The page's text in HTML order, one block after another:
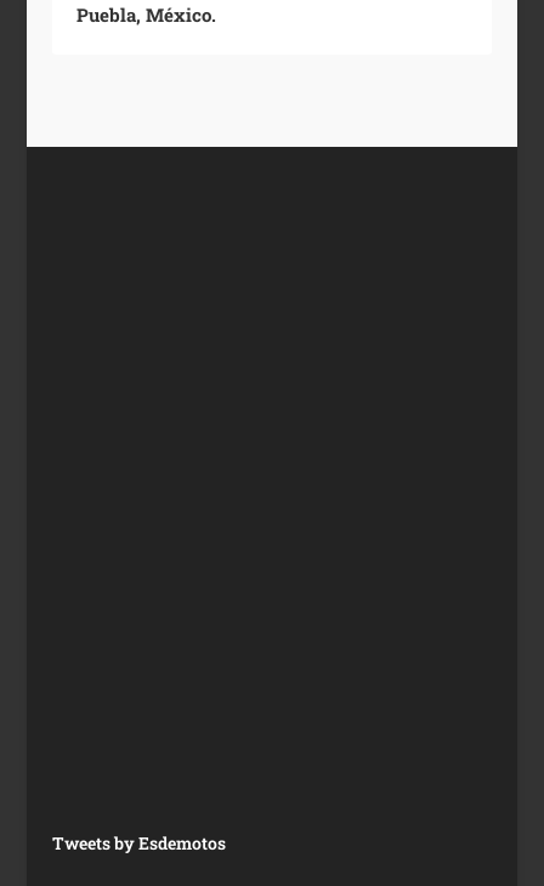
Puebla, México.
Tweets by Esdemotos